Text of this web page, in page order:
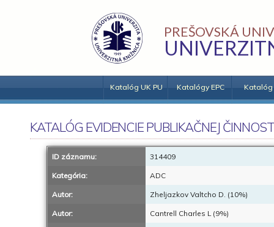
PREŠOVSKÁ
Katalóg UK PU Katalógy EPC Katalóg
KATALÓG EVIDENCIE PUBLIKAČNEJ
ID záznamu: 314409
Kategória: ADC
Autor: Zheljazkov Valtcho D. (10%)
Autor: Cantrell Charles L (9%)